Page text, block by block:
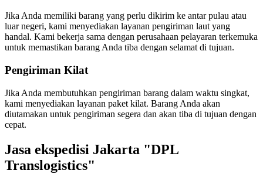
Jika Anda memiliki barang yang perlu dikirim ke antar pulau atau
luar negeri, kami menyediakan layanan pengiriman laut yang
handal. Kami bekerja sama dengan perusahaan pelayaran terkemuka
untuk memastikan barang Anda tiba dengan selamat di tujuan.
Pengiriman Kilat
Jika Anda membutuhkan pengiriman barang dalam waktu singkat,
kami menyediakan layanan paket kilat. Barang Anda akan
diutamakan untuk pengiriman segera dan akan tiba di tujuan dengan
cepat.
Jasa ekspedisi Jakarta "DPL
Translogistics"